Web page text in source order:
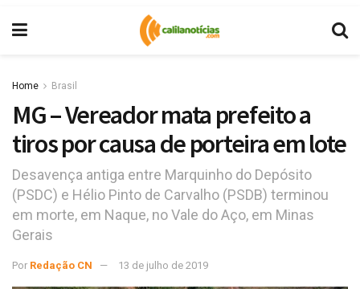
Home Brasil
MG – Vereador mata prefeito a
tiros por causa de porteira em lote
Desavença antiga entre Marquinho do Depósito
(PSDC) e Hélio Pinto de Carvalho (PSDB) terminou
em morte, em Naque, no Vale do Aço, em Minas
Gerais
Por Redação CN 13 de julho de 2019